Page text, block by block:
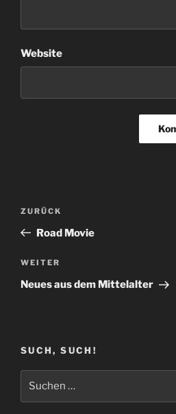
Website
Beitragsnavigation
Vorheriger
Beitrag
ZURÜCK
Road Movie
Nächster
Beitrag
WEITER
Neues aus dem Mittelalter
SUCH, SUCH!